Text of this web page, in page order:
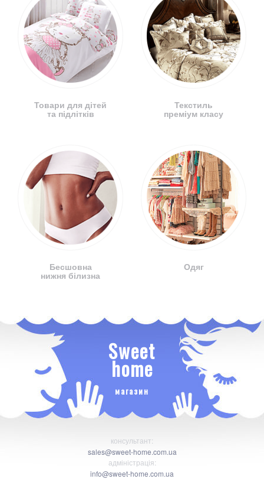
Товари для дітей
та підлітків
Бесшовна
нижня білизна
Текстиль
преміум класу
Одяг
Sweet
home
магазин
консультант:
sales@sweet-home.com.ua
адміністрація:
info@sweet-home.com.ua